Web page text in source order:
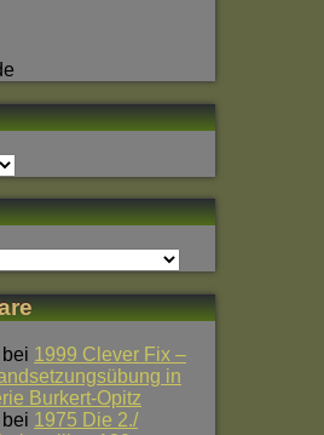
bei 1999 Clever Fix –
in
Burkert-Opitz
bei 1975 Die 2./